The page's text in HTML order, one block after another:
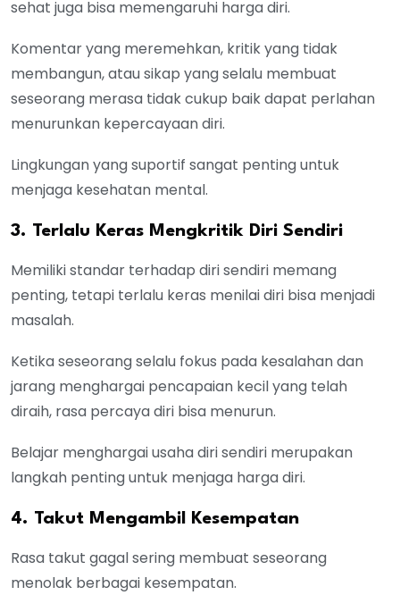
sehat juga bisa memengaruhi harga diri.
Komentar yang meremehkan, kritik yang tidak
membangun, atau sikap yang selalu membuat
seseorang merasa tidak cukup baik dapat perlahan
menurunkan kepercayaan diri.
Lingkungan yang suportif sangat penting untuk
menjaga kesehatan mental.
3. Terlalu Keras Mengkritik Diri Sendiri
Memiliki standar terhadap diri sendiri memang
penting, tetapi terlalu keras menilai diri bisa menjadi
masalah.
Ketika seseorang selalu fokus pada kesalahan dan
jarang menghargai pencapaian kecil yang telah
diraih, rasa percaya diri bisa menurun.
Belajar menghargai usaha diri sendiri merupakan
langkah penting untuk menjaga harga diri.
4. Takut Mengambil Kesempatan
Rasa takut gagal sering membuat seseorang
menolak berbagai kesempatan.